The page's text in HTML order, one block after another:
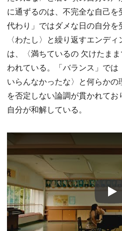
に通ずるのは、不完全な自己
代わり」ではダメな日の自分を
〈わたし〉と繰り返すエンデ
は、〈満ちているの 欠けたま
われている。「バランス」で
いらんなかったな〉と何らか
を否定しない論調が貫かれて
自分が和解している。
Play